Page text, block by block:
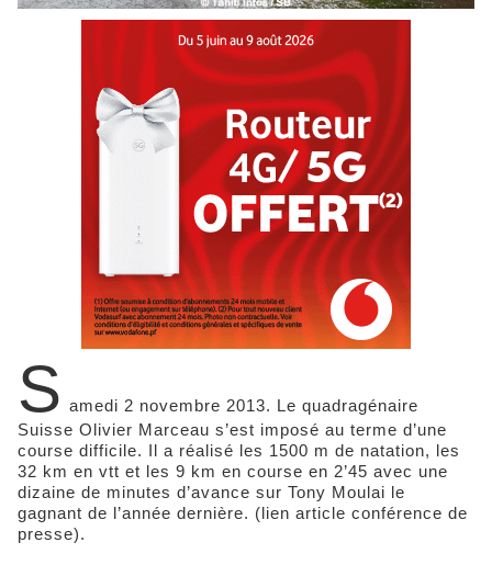
S amedi 2 novembre 2013. Le quadragénaire
Suisse Olivier Marceau s’est imposé au terme d’une
course difficile. Il a réalisé les 1500 m de natation, les
32 km en vtt et les 9 km en course en 2’45 avec une
dizaine de minutes d’avance sur Tony Moulai le
gagnant de l’année dernière. (lien article conférence de
presse).